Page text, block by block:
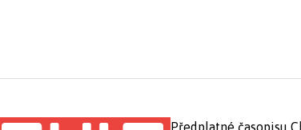
Předplatné časopisu